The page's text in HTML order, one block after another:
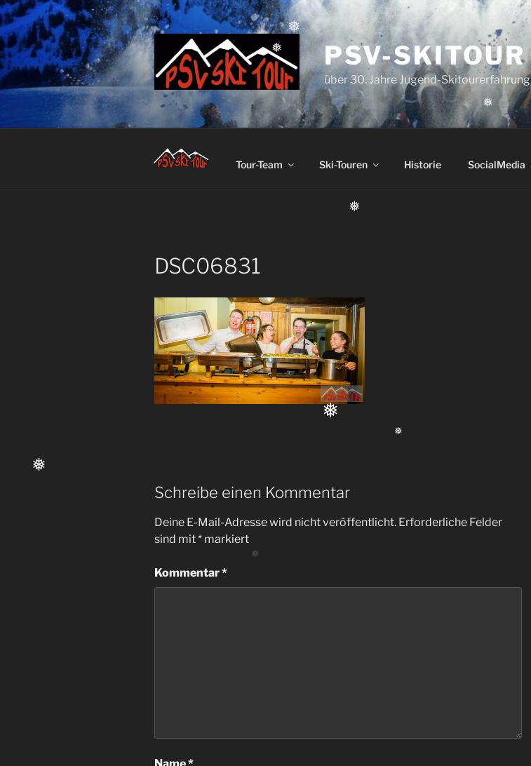
❅
❅
Zum
Inhalt
springen
PSV-SKITOUR
über 30. Jahre Jugend-Skitourerfahrung
Tour-Team Ski-Touren Historie SocialMedia
DSC06831
Schreibe einen Kommentar
Deine E-Mail-Adresse wird nicht veröffentlicht. Erforderliche Felder
sind mit* markiert
Kommentar*